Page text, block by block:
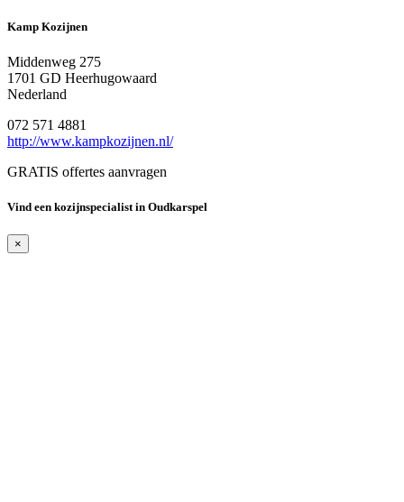
Kamp Kozijnen
Middenweg 275
1701 GD Heerhugowaard
Nederland
072 571 4881
http://www.kampkozijnen.nl/
GRATIS offertes aanvragen
Vind een kozijnspecialist in Oudkarspel
×